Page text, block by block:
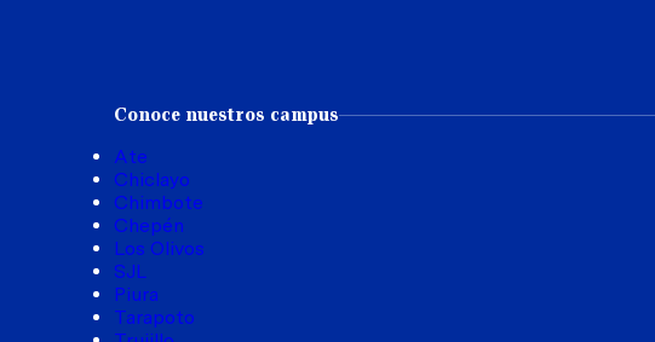
Conoce nuestros campus
Ate
Chiclayo
Chimbote
Chepén
Los Olivos
SJL
Piura
Tarapoto